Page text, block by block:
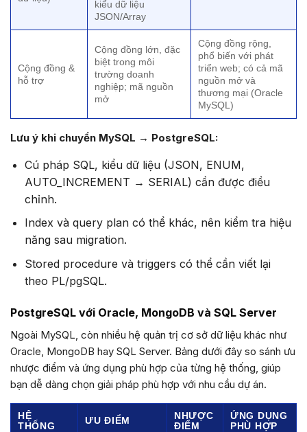
kiểu dữ liệu
JSON/Array
Cộng đồng &
hỗ trợ
Cộng đồng lớn, đặc
biệt trong môi
trường doanh
nghiệp; mã nguồn
mở
Cộng đồng rộng,
phổ biến với phát
triển web; có cả mã
nguồn mở và
thương mại (Oracle
MySQL)
Lưu ý khi chuyển MySQL → PostgreSQL:
Cú pháp SQL, kiểu dữ liệu (JSON, ENUM,
AUTO_INCREMENT → SERIAL) cần được điều
chỉnh.
Index và query plan có thể khác, nên kiểm tra hiệu
năng sau migration.
Stored procedure và triggers có thể cần viết lại
theo PL/pgSQL.
PostgreSQL với Oracle, MongoDB và SQL Server
Ngoài MySQL, còn nhiều hệ quản trị cơ sở dữ liệu khác như
Oracle, MongoDB hay SQL Server. Bảng dưới đây so sánh ưu
nhược điểm và ứng dụng phù hợp của từng hệ thống, giúp
bạn dễ dàng chọn giải pháp phù hợp với nhu cầu dự án.
HỆ
THỐNG
ƯU ĐIỂM
NHƯỢC
ĐIỂM
ỨNG DỤNG
PHÙ HỢP